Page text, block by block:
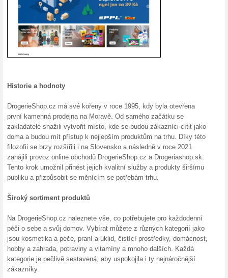
100% fungovalo
Akce
Při koupi více produktů z
kuse, ale i po celých
Dárek zdarma od
100% fungovalo
Akce
Pokud objednáte v
Kč, k objednávce přidávají
rozdání nebo odvolání e-